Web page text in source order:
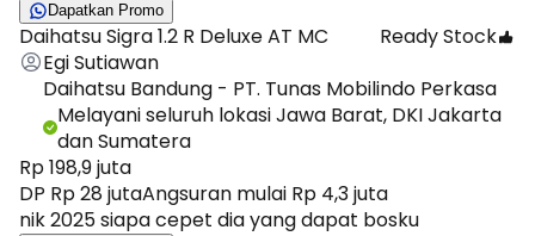
Dapatkan Promo
Daihatsu Sigra 1.2 R Deluxe AT MC
Ready Stock
Egi Sutiawan
Daihatsu Bandung - PT. Tunas Mobilindo Perkasa
Melayani seluruh lokasi Jawa Barat, DKI Jakarta
dan Sumatera
Rp 198,9 juta
DP Rp 28 jutaAngsuran mulai Rp 4,3 juta
nik 2025 siapa cepet dia yang dapat bosku